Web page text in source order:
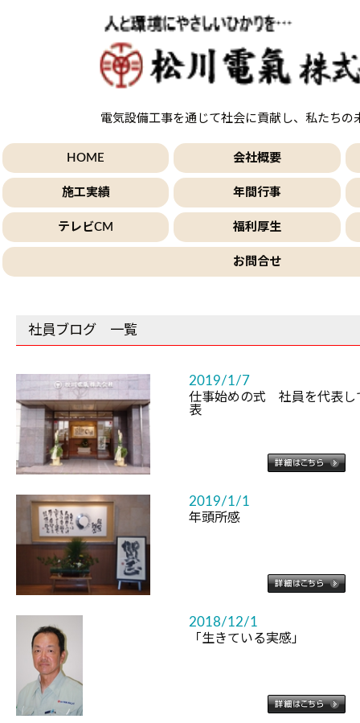
電気設備工事を通じて社会に貢献し、私たちの
HOME 会社概要
施工実績 年間行事
テレビCM 福利厚生
お問合せ
社員ブログ 一覧
2019/1/7
仕事始めの式 社員を代表し
表
2019/1/1
年頭所感
2018/12/1
「生きている実感」